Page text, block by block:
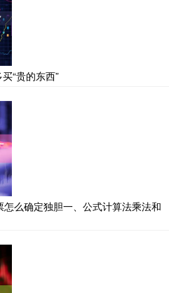
“贵的东西”
么确定独胆一、公式计算法乘法和